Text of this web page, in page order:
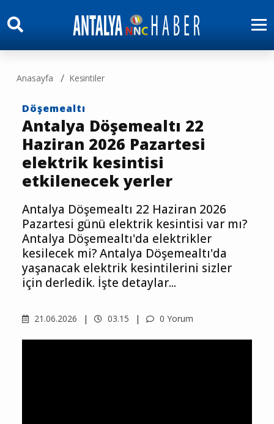
Anasayfa Kesintiler
Döşemealtı
Antalya Döşemealtı 22
Haziran 2026 Pazartesi
elektrik kesintisi
etkilenecek yerler
Antalya Döşemealtı 22 Haziran 2026
Pazartesi günü elektrik kesintisi var mı?
Antalya Döşemealtı'da elektrikler
kesilecek mi? Antalya Döşemealtı'da
yaşanacak elektrik kesintilerini sizler
için derledik. İşte detaylar...
21.06.2026 03.15 0 Yorum